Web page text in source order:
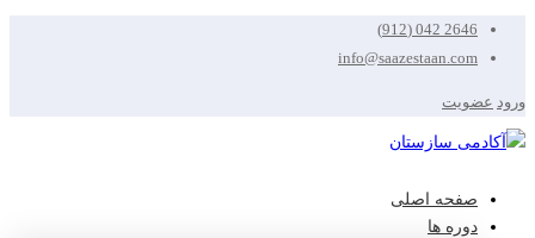
2646 042 (912)
info@saazestaan.com
ورود عضویت
صفحه اصلی
دوره ها